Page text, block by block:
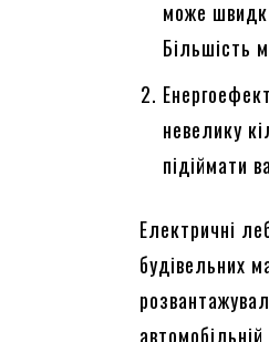
може
Більшість
невелику
підіймати
Електричні
будівельних